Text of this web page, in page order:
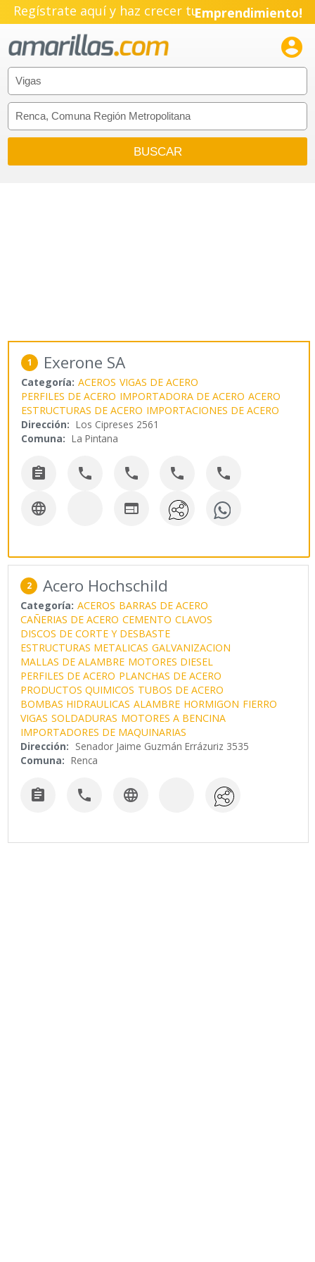
Regístrate aquí y haz crecer tuEmprendimiento!

1 Exerone SA
Categoría: ACEROS VIGAS DE ACERO
PERFILES DE ACERO IMPORTADORA DE ACERO ACERO
ESTRUCTURAS DE ACERO IMPORTACIONES DE ACERO
Dirección: Los Cipreses 2561
Comuna: La Pintana
    
 
2 Acero Hochschild
Categoría: ACEROS BARRAS DE ACERO
CAÑERIAS DE ACERO CEMENTO CLAVOS
DISCOS DE CORTE Y DESBASTE
ESTRUCTURAS METALICAS GALVANIZACION
MALLAS DE ALAMBRE MOTORES DIESEL
PERFILES DE ACERO PLANCHAS DE ACERO
PRODUCTOS QUIMICOS TUBOS DE ACERO
BOMBAS HIDRAULICAS ALAMBRE HORMIGON FIERRO
VIGAS SOLDADURAS MOTORES A BENCINA
IMPORTADORES DE MAQUINARIAS
Dirección: Senador Jaime Guzmán Errázuriz 3535
Comuna: Renca
  